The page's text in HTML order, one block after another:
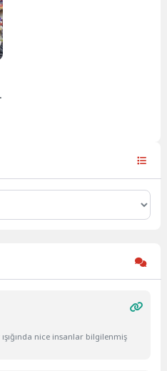
nice insanlar bilgilenmiş